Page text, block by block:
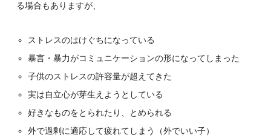
る場合もありますが、
ストレスのはけぐちになっている
暴言・暴力がコミュニケーションの形になってしまった
子供のストレスの許容量が超えてきた
実は自立心が芽生えようとしている
好きなものをとられたり、とめられる
外で過剰に適応して疲れてしまう（外でいい子）